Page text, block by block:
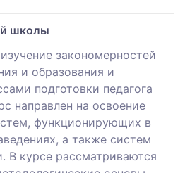
школы
закономерностей
и образования и
подготовки педагога
направлен на освоение
функционирующих в
а также систем
В курсе рассматриваются